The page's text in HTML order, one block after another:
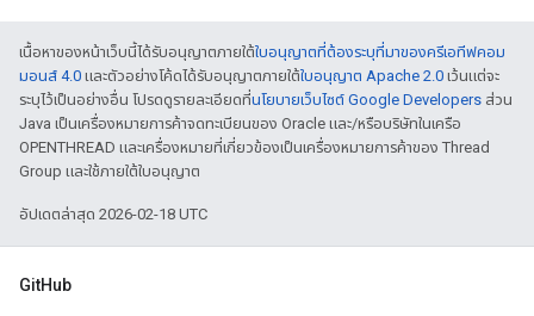
เนื้อหาของหน้าเว็บนี้ได้รับอนุญาตภายใต้ใบอนุญาตที่ต้องระบุที่มาของครีเอทีฟคอม
มอนส์ 4.0 และตัวอย่างโค้ดได้รับอนุญาตภายใต้ใบอนุญาต Apache 2.0 เว้นแต่จะ
ระบุไว้เป็นอย่างอื่น โปรดดูรายละเอียดที่นโยบายเว็บไซต์ Google Developers ส่วน
Java เป็นเครื่องหมายการค้าจดทะเบียนของ Oracle และ/หรือบริษัทในเครือ
OPENTHREAD และเครื่องหมายที่เกี่ยวข้องเป็นเครื่องหมายการค้าของ Thread
Group และใช้ภายใต้ใบอนุญาต
อัปเดตล่าสุด 2026-02-18 UTC
GitHub